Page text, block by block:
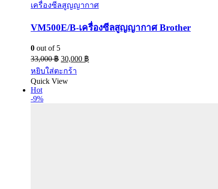
เครื่องซีลสูญญากาศ
VM500E/B-เครื่องซีลสูญญากาศ Brother
0 out of 5
33,000฿ 30,000 ฿
หยิบใส่ตะกร้า
Quick View
Hot
-9%